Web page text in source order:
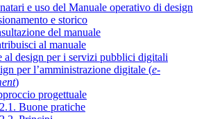
e uso del Manuale operativo di design
e storico
del manuale
al manuale
al design per i servizi pubblici digitali
per l’amministrazione digitale (e-
)
progettuale
Buone pratiche